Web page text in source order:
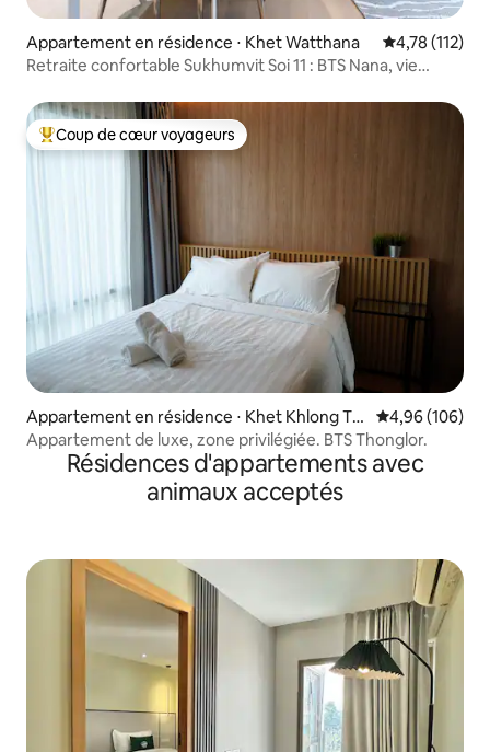
Appartement en résidence ⋅ Khet Watthana Évaluation
4,78 (112)
Retraite confortable Sukhumvit Soi 11 : BTS Nana, vie
Coups de cœur voyageurs les plus appréciés
Coup de cœur voyageurs
Appartement en résidence ⋅ Khet Khlong To
ei
Évaluation
4,96 (106)
Appartement de luxe, zone privilégiée. BTS Thonglor.
Résidences d'appartements avec
animaux acceptés